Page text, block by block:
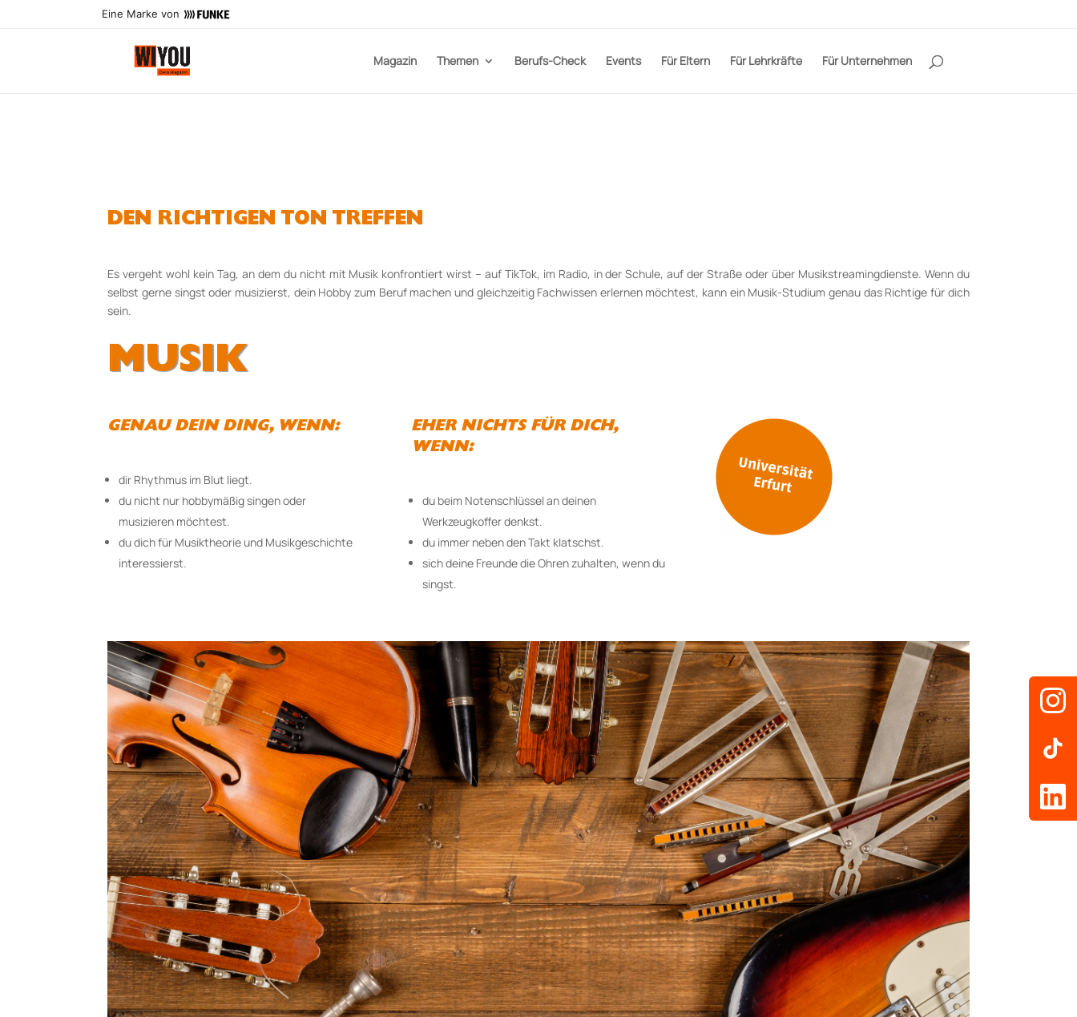
Eine Marke von
Magazin Themen Berufs-Check Events Für Eltern Für Lehrkräfte Für Unternehmen
DEN RICHTIGEN TON TREFFEN
Es vergeht wohl kein Tag, an dem du nicht mit Musik konfrontiert wirst – auf TikTok, im Radio, in der Schule, auf der Straße oder über Musikstreamingdienste. Wenn du
selbst gerne singst oder musizierst, dein Hobby zum Beruf machen und gleichzeitig Fachwissen erlernen möchtest, kann ein Musik-Studium genau das Richtige für dich
sein.
MUSIK
GENAU DEIN DING, WENN:
dir Rhythmus im Blut liegt.
du nicht nur hobbymäßig singen oder
musizieren möchtest.
du dich für Musiktheorie und Musikgeschichte
interessierst.
EHER NICHTS FÜR DICH,
WENN:
du beim Notenschlüssel an deinen
Werkzeugkoffer denkst.
du immer neben den Takt klatschst.
sich deine Freunde die Ohren zuhalten, wenn du
singst.